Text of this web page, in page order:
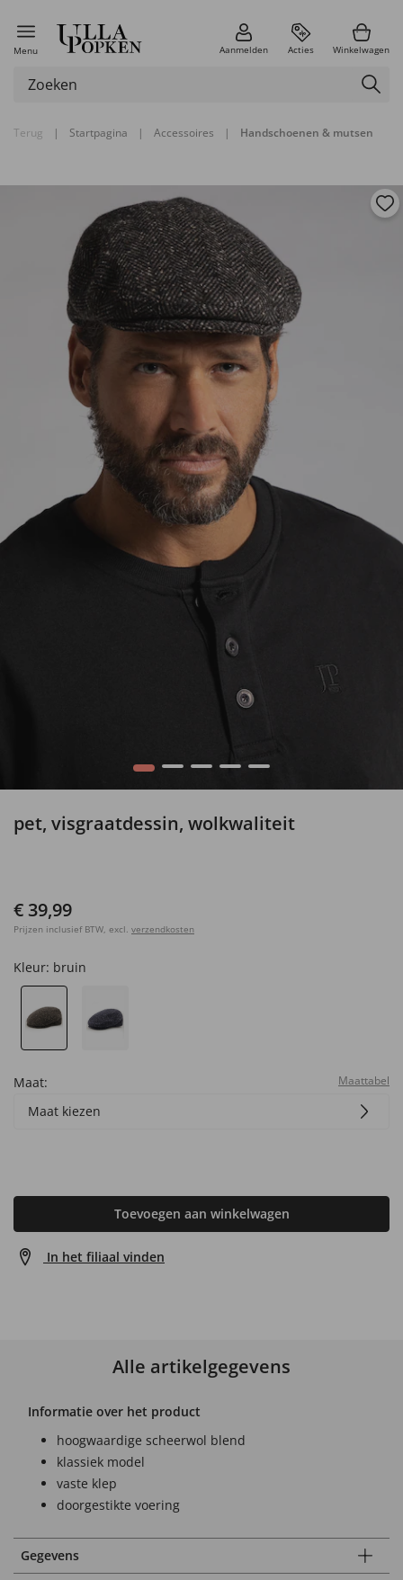
Menu Aanmelden Acties Winkelwagen
Terug | Startpagina | Accessoires | Handschoenen & mutsen
1 2 3 4 5
pet, visgraatdessin, wolkwaliteit
€ 39,99
Prijzen inclusief BTW, excl. verzendkosten
Kleur: bruin
Maat: Maattabel
Maat kiezen
Toevoegen aan winkelwagen
In het filiaal vinden
Alle artikelgegevens
Informatie over het product
hoogwaardige scheerwol blend
klassiek model
vaste klep
doorgestikte voering
Gegevens